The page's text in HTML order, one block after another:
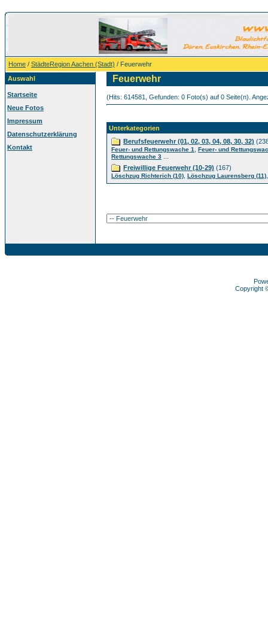
Home / StädteRegion Aachen (Stadt) / Feuerwehr
Auswahl
Startseite
Neue Fotos
Impressum
Datenschutzerklärung
Kontakt
Feuerwehr
(Hits: 614581, Gefunden: 0 Foto(s) auf 0 Seite(n).
Unterkategorien
Berufsfeuerwehr (01, 02, 03, 04, 08, 30, 32)
Feuer- und Rettungswache 1
Feuer- und
Rettungswache 3
Freiwillige Feuerwehr (10-29) (167)
Löschzug Richterich (10) Löschzug Laurensberg (11)
Copyright